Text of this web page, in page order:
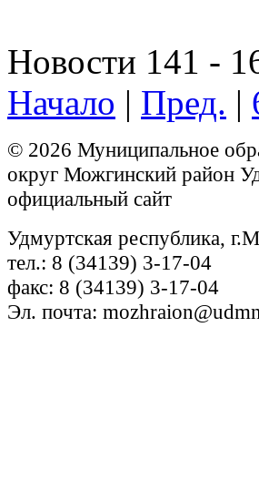
Новости 141 -
Начало | Пред. |
© 2026 Муниципальное
округ Можгинский район
официальный сайт
Удмуртская республика,
тел.: 8 (34139) 3-17-04
факс: 8 (34139) 3-17-04
Эл. почта: